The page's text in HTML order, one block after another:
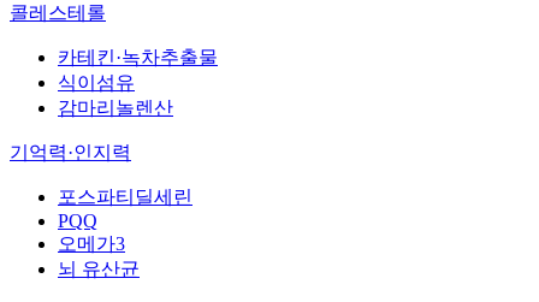
콜레스테롤
카테킨·녹차추출물
식이섬유
감마리놀렌산
기억력·인지력
포스파티딜세린
PQQ
오메가3
뇌 유산균